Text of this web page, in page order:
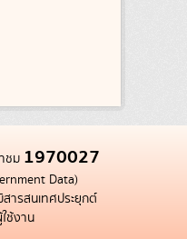
ชม 1970027
Data)
ารสนเทศประยุกต์
ช้งาน